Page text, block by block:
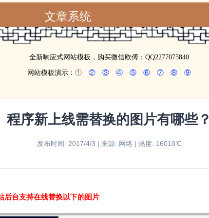
文章系统
全新响应式网站模板，购买微信欧傅：QQ2277075840
网站模板演示： ① ② ③ ④ ⑤ ⑥ ⑦ ⑧ ⑨
程序新上线需替换的图片有哪些？
发布时间: 2017/4/3 | 来源: 网络 | 热度: 16010℃
后台支持在线替换以下的图片